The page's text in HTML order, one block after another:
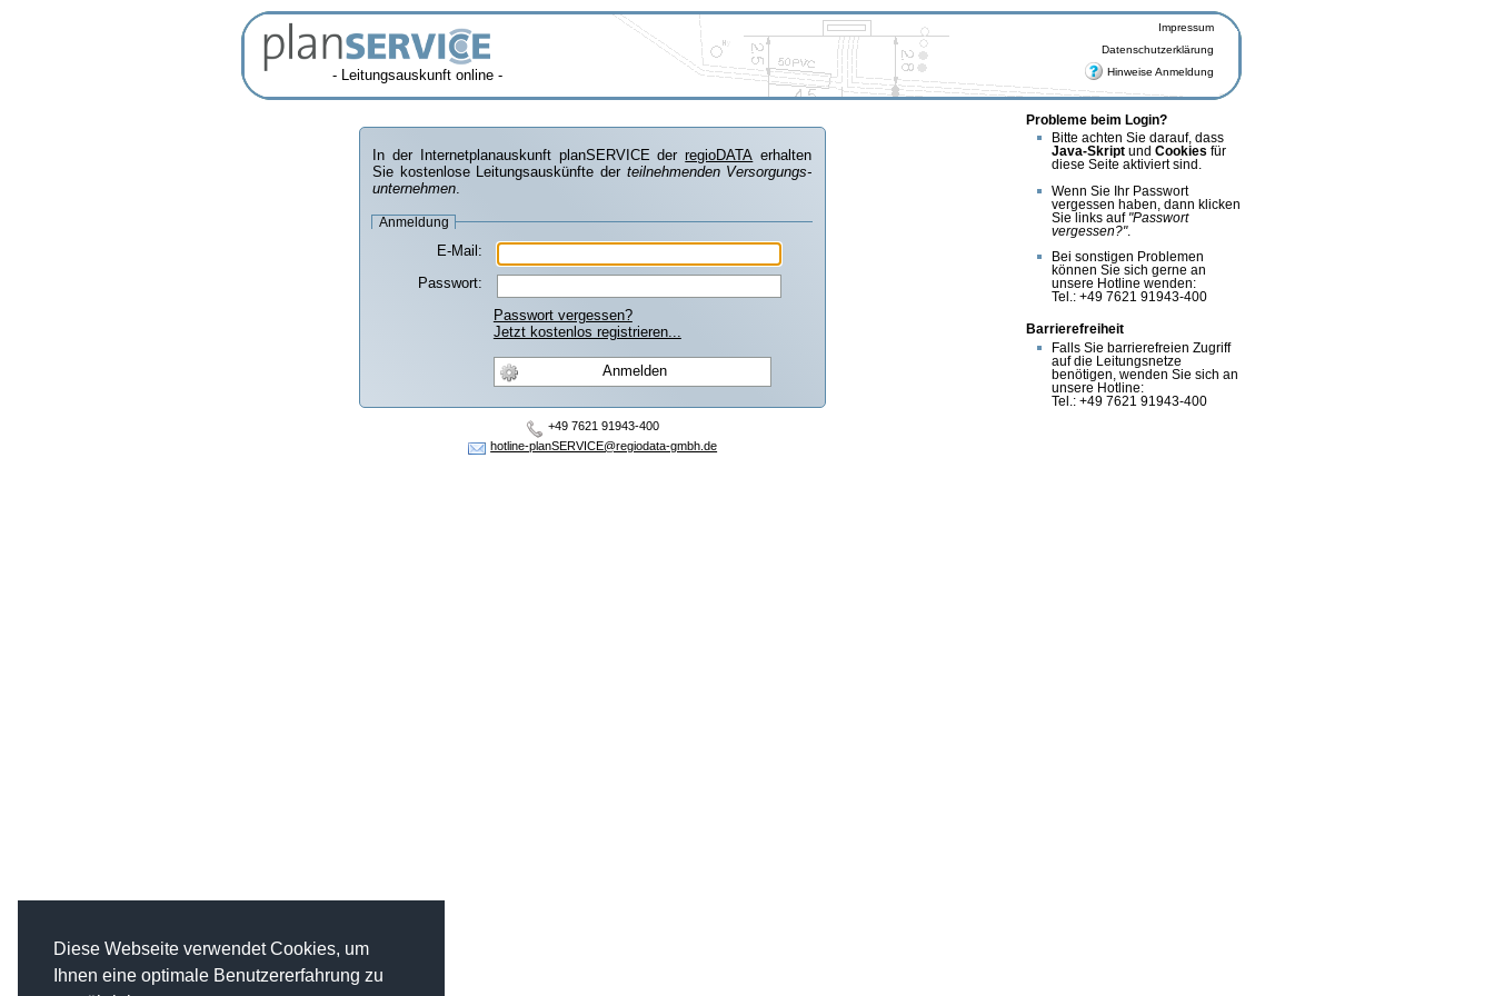
Diese Webseite verwendet Cookies, um
Ihnen eine optimale Benutzererfahrung zu
- Leitungsauskunft online -
Impressum
Datenschutzerklärung
Hinweise Anmeldung
In der Internetplanauskunft planSERVICE derregioDATA erhalten
Sie kostenlose Leitungs­auskünfte der teilnehmenden Ver­sorgungs­
unter­nehmen
Anmeldung
E-Mail:
Passwort:
Passwort vergessen?
Jetzt kostenlos registrieren...
+49 7621 91943-400
hotline-planSERVICE@regiodata-gmbh.de
Probleme beim Login?
Bitte achten Sie darauf, dass
Java-Skriptund Cookies für
diese Seite aktiviert sind.
Wenn Sie Ihr Passwort
vergessen haben, dann klicken
Sie links auf Passwort
vergessen? .
Bei sonstigen Problemen
können Sie sich gerne an
unsere Hotline wenden:
Tel.: +49 7621 91943-400
Barrierefreiheit
Falls Sie barrierefreien Zugriff
auf die Leitungsnetze
benötigen, wenden Sie sich an
unsere Hotline:
Tel.: +49 7621 91943-400